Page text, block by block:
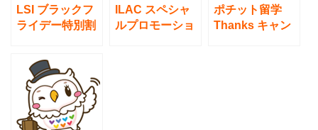
LSI ブラックフ
ライデー特別割
ILAC スペシャ
ルプロモーショ
ポチット留学
Thanks キャン